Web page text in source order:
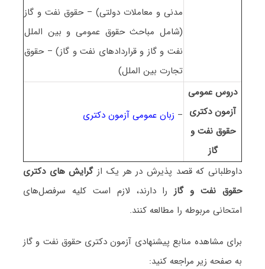
مدنی و معاملات دولتی) – حقوق نفت و گاز
(شامل مباحث حقوق عمومی و بین الملل
نفت و گاز و قراردادهای نفت و گاز) – حقوق
تجارت بین الملل)
دروس عمومی
آزمون دکتری
ﺣﻘﻮق ﻧﻔﺖ و
ﮔﺎز
– زبان عمومی آزمون دکتری
داوطلبانی که قصد پذیرش در هر یک از گرایش های دکتری
ﺣﻘﻮق ﻧﻔﺖ و ﮔﺎز را دارند، لازم است کلیه سرفصل‌های
امتحانی مربوطه را مطالعه کنند.
برای مشاهده منابع پیشنهادی آزمون دکتری ﺣﻘﻮق ﻧﻔﺖ و ﮔﺎز
به صفحه زیر مراجعه کنید: